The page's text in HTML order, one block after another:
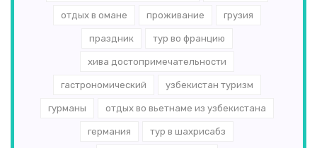
отдых в омане проживание грузия
праздник тур во францию
хива достопримечательности
гастрономический узбекистан туризм
гурманы отдых во вьетнаме из узбекистана
германия тур в шахрисабз